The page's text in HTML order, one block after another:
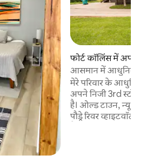
फोर्ट कॉलिंस में
आसमान में आधुनिक
मेरे परिवार के
अपने निजी 3rd
है। ओल्ड टाउन, न्यू
पौड्रे रिवर